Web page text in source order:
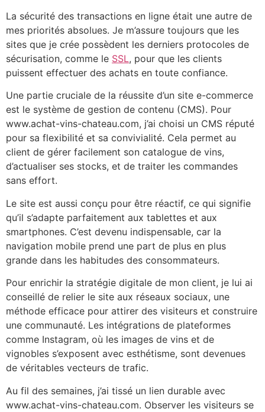
La sécurité des transactions en ligne était une autre de
mes priorités absolues. Je m’assure toujours que les
sites que je crée possèdent les derniers protocoles de
sécurisation, comme le SSL, pour que les clients
puissent effectuer des achats en toute confiance.
Une partie cruciale de la réussite d’un site e-commerce
est le système de gestion de contenu (CMS). Pour
www.achat-vins-chateau.com, j’ai choisi un CMS réputé
pour sa flexibilité et sa convivialité. Cela permet au
client de gérer facilement son catalogue de vins,
d’actualiser ses stocks, et de traiter les commandes
sans effort.
Le site est aussi conçu pour être réactif, ce qui signifie
qu’il s’adapte parfaitement aux tablettes et aux
smartphones. C’est devenu indispensable, car la
navigation mobile prend une part de plus en plus
grande dans les habitudes des consommateurs.
Pour enrichir la stratégie digitale de mon client, je lui ai
conseillé de relier le site aux réseaux sociaux, une
méthode efficace pour attirer des visiteurs et construire
une communauté. Les intégrations de plateformes
comme Instagram, où les images de vins et de
vignobles s’exposent avec esthétisme, sont devenues
de véritables vecteurs de trafic.
Au fil des semaines, j’ai tissé un lien durable avec
www.achat-vins-chateau.com. Observer les visiteurs se